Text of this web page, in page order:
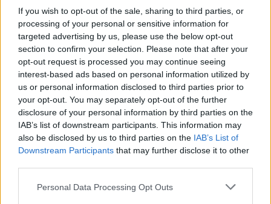
If you wish to opt-out of the sale, sharing to third parties, or
processing of your personal or sensitive information for
targeted advertising by us, please use the below opt-out
section to confirm your selection. Please note that after your
opt-out request is processed you may continue seeing
interest-based ads based on personal information utilized by
us or personal information disclosed to third parties prior to
your opt-out. You may separately opt-out of the further
disclosure of your personal information by third parties on the
IAB’s list of downstream participants. This information may
also be disclosed by us to third parties on the IAB’s List of
Downstream Participants that may further disclose it to other
Personal Data Processing Opt Outs
oecd